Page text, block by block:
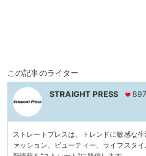
この記事のライター
STRAIGHT PRESS 897
ストレートプレスは、トレンドに敏感な
ァッション、ビューティー、ライフスタ